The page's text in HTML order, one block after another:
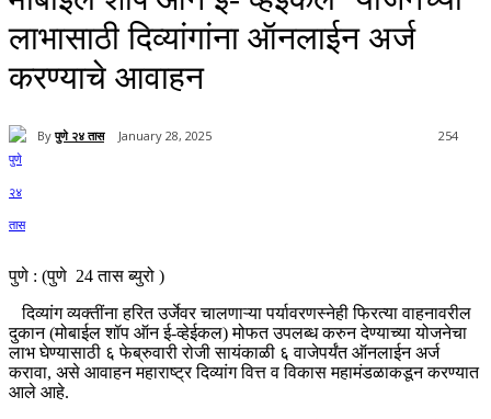
लाभासाठी दिव्यांगांना ऑनलाईन अर्ज
करण्याचे आवाहन
By पुणे २४ तास January 28, 2025 254
पुणे : (पुणे 24 तास ब्युरो )
दिव्यांग व्यक्तींना हरित उर्जेवर चालणाऱ्या पर्यावरणस्नेही फिरत्या वाहनावरील
दुकान (मोबाईल शॉप ऑन ई-व्हेईकल) मोफत उपलब्ध करुन देण्याच्या योजनेचा
लाभ घेण्यासाठी ६ फेब्रुवारी रोजी सायंकाळी ६ वाजेपर्यंत ऑनलाईन अर्ज
करावा, असे आवाहन महाराष्ट्र दिव्यांग वित्त व विकास महामंडळाकडून करण्यात
आले आहे.